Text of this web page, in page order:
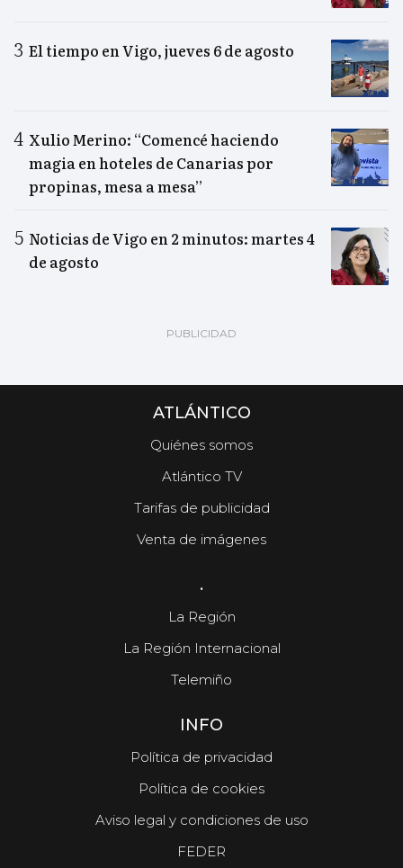
El tiempo en Vigo, jueves 6 de agosto
Xulio Merino: “Comencé haciendo
magia en hoteles de Canarias por
propinas, mesa a mesa”
Noticias de Vigo en 2 minutos: martes 4
de agosto
ATLÁNTICO
Quiénes somos
Atlántico TV
Tarifas de publicidad
Venta de imágenes
.
La Región
La Región Internacional
Telemiño
INFO
Política de privacidad
Política de cookies
Aviso legal y condiciones de uso
FEDER